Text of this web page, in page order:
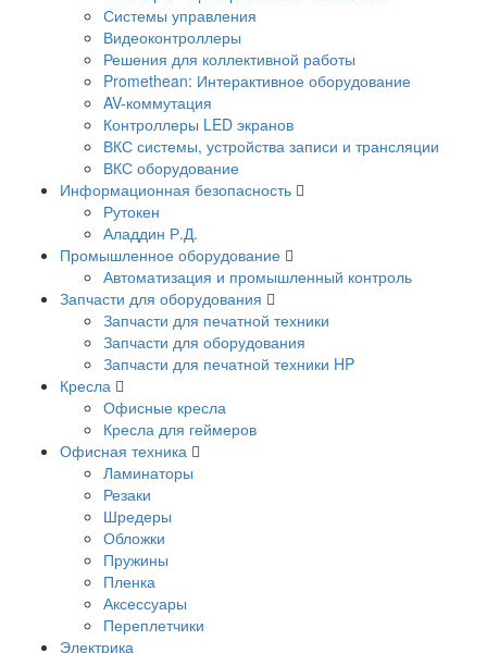
Системы управления
Видеоконтроллеры
Решения для коллективной работы
Promethean: Интерактивное оборудование
AV-коммутация
Контроллеры LED экранов
ВКС системы, устройства записи и трансляции
ВКС оборудование
Информационная безопасность
Рутокен
Аладдин Р.Д.
Промышленное оборудование
Автоматизация и промышленный контроль
Запчасти для оборудования
Запчасти для печатной техники
Запчасти для оборудования
Запчасти для печатной техники HP
Кресла
Офисные кресла
Кресла для геймеров
Офисная техника
Ламинаторы
Резаки
Шредеры
Обложки
Пружины
Пленка
Аксессуары
Переплетчики
Электрика